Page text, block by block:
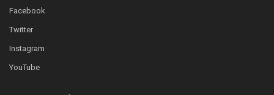
Facebook
Twitter
Instagram
YouTube